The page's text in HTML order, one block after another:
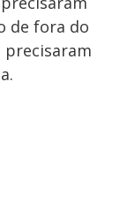
de fora do
precisaram